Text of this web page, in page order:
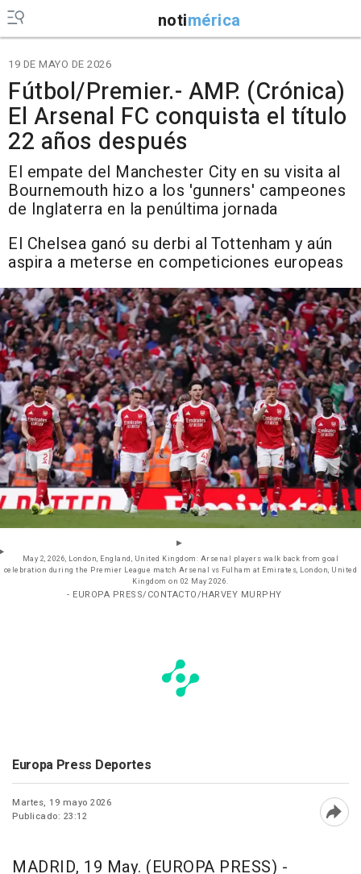
notimérica
19 DE MAYO DE 2026
Fútbol/Premier.- AMP. (Crónica)
El Arsenal FC conquista el título
22 años después
El empate del Manchester City en su visita al
Bournemouth hizo a los 'gunners' campeones
de Inglaterra en la penúltima jornada
El Chelsea ganó su derbi al Tottenham y aún
aspira a meterse en competiciones europeas
May 2, 2026, London, England, United Kingdom: Arsenal players walk back from goal
celebration during the Premier League match Arsenal vs Fulham at Emirates, London, United
Kingdom on 02 May 2026.
- EUROPA PRESS/CONTACTO/HARVEY MURPHY
Europa Press Deportes
Martes, 19 mayo 2026
Publicado: 23:12
MADRID, 19 May. (EUROPA PRESS) -